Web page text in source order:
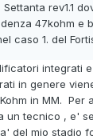
rev1.1
47kohm e
caso 1. del
integrati
in genere
in MM. Per
un tecnico , e'
del mio stadio